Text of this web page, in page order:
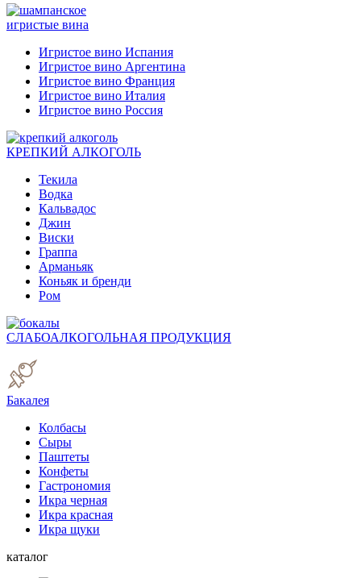
игристые вина
Игристое вино Испания
Игристое вино Аргентина
Игристое вино Франция
Игристое вино Италия
Игристое вино Россия
КРЕПКИЙ АЛКОГОЛЬ
Текила
Водка
Кальвадос
Джин
Виски
Граппа
Арманьяк
Коньяк и бренди
Ром
СЛАБОАЛКОГОЛЬНАЯ ПРОДУКЦИЯ
Бакалея
Колбасы
Сыры
Паштеты
Конфеты
Гастрономия
Икра черная
Икра красная
Икра щуки
каталог